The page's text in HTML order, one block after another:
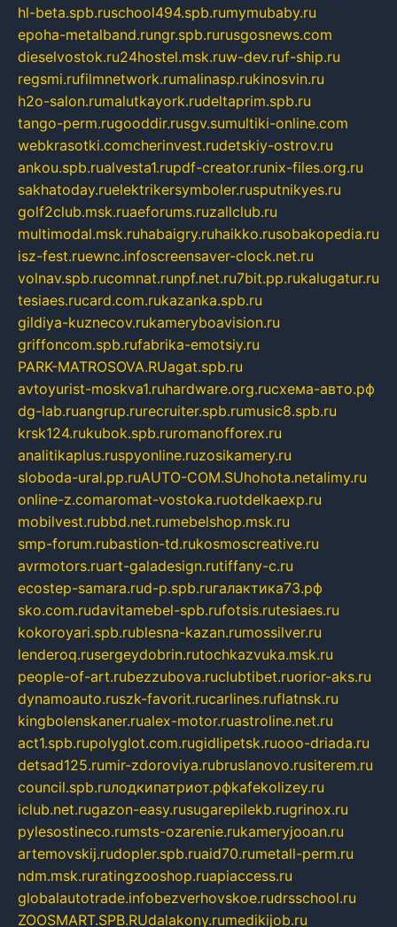
hl-beta.spb.ruschool494.spb.rumymubaby.ru
epoha-metalband.rungr.spb.rurusgosnews.com
dieselvostok.ru24hostel.msk.ruw-dev.ruf-ship.ru
regsmi.rufilmnetwork.rumalinasp.rukinosvin.ru
h2o-salon.rumalutkayork.rudeltaprim.spb.ru
tango-perm.rugooddir.rusgv.sumultiki-online.com
webkrasotki.comcherinvest.rudetskiy-ostrov.ru
ankou.spb.rualvesta1.rupdf-creator.runix-files.org.ru
sakhatoday.ruelektrikersymboler.rusputnikyes.ru
golf2club.msk.ruaeforums.ruzallclub.ru
multimodal.msk.ruhabaigry.ruhaikko.rusobakopedia.ru
isz-fest.ruewnc.infoscreensaver-clock.net.ru
volnav.spb.rucomnat.runpf.net.ru7bit.pp.rukalugatur.ru
tesiaes.rucard.com.rukazanka.spb.ru
gildiya-kuznecov.rukameryboavision.ru
griffoncom.spb.rufabrika-emotsiy.ru
PARK-MATROSOVA.RUagat.spb.ru
avtoyurist-moskva1.ruhardware.org.ruсхема-авто.рф
dg-lab.ruangrup.rurecruiter.spb.rumusic8.spb.ru
krsk124.rukubok.spb.ruromanofforex.ru
analitikaplus.ruspyonline.ruzosikamery.ru
sloboda-ural.pp.ruAUTO-COM.SUhohota.netalimy.ru
online-z.comaromat-vostoka.ruotdelkaexp.ru
mobilvest.rubbd.net.rumebelshop.msk.ru
smp-forum.rubastion-td.rukosmoscreative.ru
avrmotors.ruart-galadesign.rutiffany-c.ru
ecostep-samara.rud-p.spb.ruгалактика73.рф
sko.com.rudavitamebel-spb.rufotsis.rutesiaes.ru
kokoroyari.spb.rublesna-kazan.rumossilver.ru
lenderoq.rusergeydobrin.rutochkazvuka.msk.ru
people-of-art.rubezzubova.ruclubtibet.ruorior-aks.ru
dynamoauto.ruszk-favorit.rucarlines.ruflatnsk.ru
kingbolenskaner.rualex-motor.ruastroline.net.ru
act1.spb.rupolyglot.com.rugidlipetsk.ruooo-driada.ru
detsad125.rumir-zdoroviya.rubruslanovo.rusiterem.ru
council.spb.ruлодкипатриот.рфkafekolizey.ru
iclub.net.rugazon-easy.rusugarepilekb.rugrinox.ru
pylesostineco.rumsts-ozarenie.rukameryjooan.ru
artemovskij.rudopler.spb.ruaid70.rumetall-perm.ru
ndm.msk.ruratingzooshop.ruapiaccess.ru
globalautotrade.infobezverhovskoe.rudrsschool.ru
ZOOSMART.SPB.RUdalakony.rumedikijob.ru